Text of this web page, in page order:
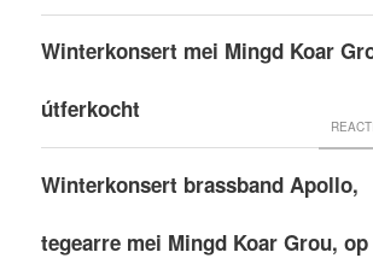
Winterkonsert mei Mingd Koar
útferkocht
Winterkonsert brassband Apollo,
tegearre mei Mingd Koar Grou,